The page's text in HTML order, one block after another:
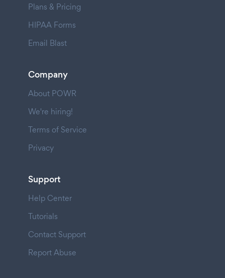
Plans & Pricing
HIPAA Forms
Email Blast
Company
About POWR
We're hiring!
Terms of Service
Privacy
Support
Help Center
Tutorials
Contact Support
Report Abuse